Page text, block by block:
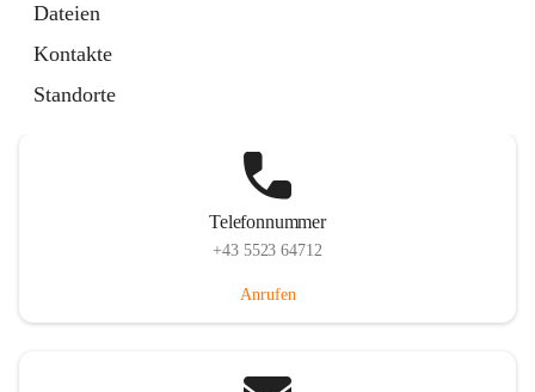
Dateien
Kontakte
Standorte
Telefonnummer
+43 5523 64712
Anrufen